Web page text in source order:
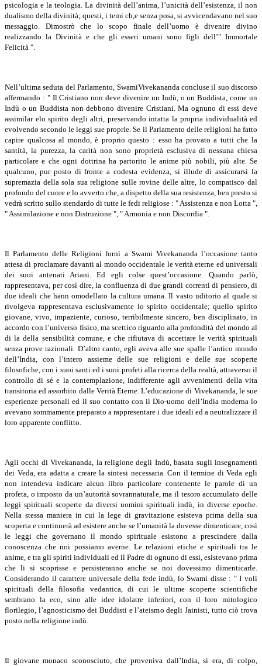
psicologia e la teologia. La divinità dell’anima, l’unicità dell’esistenza, il non
dualismo della divinità; questi, i temi ch,e senza posa, si avvicendavano nel suo
messaggio. Dimostrò che lo scopo finale dell’uomo è divenire divino
realizzando la Divinità e che gli esseri umani sono figli dell’" Immortale
Felicità ".
Nell’ultima seduta del Parlamento, SwamiVivekananda concluse il suo discorso
affermando : " Il Cristiano non deve divenire un Indù, o un Buddista, come un
Indù o un Buddista non debbono divenire Cristiani. Ma ognuno di essi deve
assimilar elo spirito degli altri, preservando intatta la propria individualità ed
evolvendo secondo le leggi sue proprie. Se il Parlamento delle religioni ha fatto
capire qualcosa al mondo, è proprio questo : esso ha provato a tutti che la
santità, la purezza, la carità non sono proprietà esclusiva di nessuna chiesa
particolare e che ogni dottrina ha partorito le anime più nobili, più alte. Se
qualcuno, pur posto di fronte a codesta evidenza, si illude di assicurarsi la
supremazia della sola sua religione sulle rovine delle altre, lo compatisco dal
profondo del cuore e lo avverto che, a dispetto della sua resistenza, ben presto si
vedrà scritto sullo stendardo di tutte le fedi religiose : " Assistenza e non Lotta ",
" Assimilazione e non Distruzione ", " Armonia e non Discordia ".
Il Parlamento delle Religioni fornì a Swami Vivekananda l’occasione tanto
attesa di proclamare davanti al mondo occidentale le verità eterne ed universali
dei suoi antenati Ariani. Ed egli colse quest’occasione. Quando parlò,
rappresentava, per così dire, la confluenza di due grandi correnti di pensiero, di
due ideali che hann omodellato la cultura umana. Il vasto uditorio al quale si
rivolgeva rappresentava esclusivamente lo spirito occidentale; quello spirito
giovane, vivo, impaziente, curioso, terribilmente sincero, ben disciplinato, in
accordo con l’universo fisico, ma scettico riguardo alla profondità del mondo al
di la della sensibilità comune, e che rifiutava di accettare le verità spirituali
senza prove razionali. D’altro canto, egli aveva alle sue spalle l’antico mondo
dell’India, con l’intero assieme delle sue religioni e delle sue scoperte
filosofiche, con i suoi santi ed i suoi profeti alla ricerca della realtà, attraverso il
controllo di sé e la contemplazione, indifferente agli avvenimenti della vita
transitoria ed assorbito dalle Verità Eterne. L’educazione di Vivekananda, le sue
esperienze personali ed il suo contatto con il Dio-uomo dell’India moderna lo
avevano sommamente preparato a rappresentare i due ideali ed a neutralizzare il
loro apparente conflitto.
Agli occhi di Vivekananda, la religione degli Indù, basata sugli insegnamenti
dei Veda, era adatta a creare la sintesi necessaria. Con il termine di Veda egli
non intendeva indicare alcun libro particolare contenente le parole di un
profeta, o imposto da un’autorità sovrannaturale, ma il tesoro accumulato delle
leggi spirituali scoperte da diversi uomini spirituali indù, in diverse epoche.
Nella stessa maniera in cui la lege di gravitazione esisteva prima della sua
scoperta e continuerà ad esistere anche se l’umanità la dovesse dimenticare, così
le leggi che governano il mondo spirituale esistono a prescindere dalla
conoscenza che noi possiamo averne. Le relazioni etiche e spirituali tra le
anime, e tra gli spiriti individuali ed il Padre di ognuno di essi, esistevano prima
che li si scoprisse e persisteranno anche se noi dovessimo dimenticarle.
Considerando il carattere universale della fede indù, lo Swami disse : " I voli
spirituali della filosofia vedantica, di cui le ultime scoperte scientifiche
sembrano la eco, sino alle idee idolatre inferiori, con il loro mitologico
florilegio, l’agnosticismo dei Buddisti e l’ateismo degli Jainisti, tutto ciò trova
posto nella religione indù.
Il giovane monaco sconosciuto, che proveniva dall’India, si era, di colpo,